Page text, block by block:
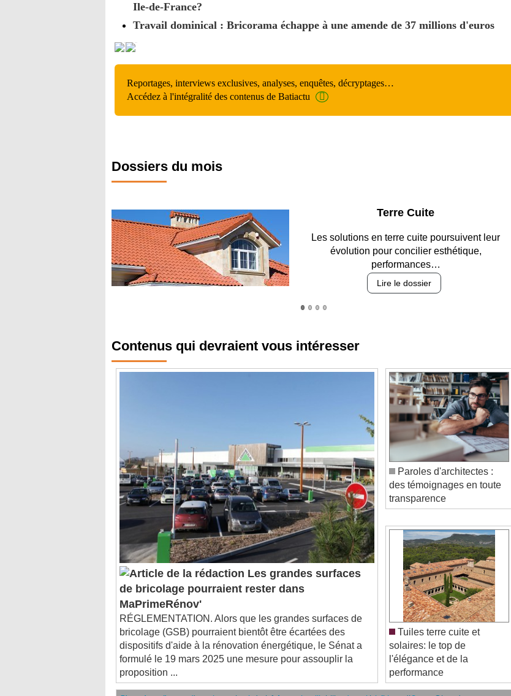
Ile-de-France?
Travail dominical : Bricorama échappe à une amende de 37 millions d'euros
Reportages, interviews exclusives, analyses, enquêtes, décryptages…
Accédez à l'intégralité des contenus de Batiactu
Dossiers du mois
Parking et garages
Entre circulation, sécurisation des accès, durabilité
des revêtements et intégration…
Lire le dossier
Les grandes surfaces
de bricolage pourraient rester dans
MaPrimeRénov'
RÉGLEMENTATION. Alors que les grandes surfaces de
bricolage (GSB) pourraient bientôt être écartées des
dispositifs d'aide à la rénovation énergétique, le Sénat a
formulé le 19 mars 2025 une mesure pour assouplir la
proposition ...
Paroles d'architectes :
des témoignages en toute
transparence
Tuiles terre cuite et
solaires: le top de
l'élégance et de la
performance
C'est dans l'actu : des entreprises de bâtiment se mobilisent sur les incendies en Gironde
C'est dans l'actu : à quoi servent les systèmes intelligents dans le bâtiment ?